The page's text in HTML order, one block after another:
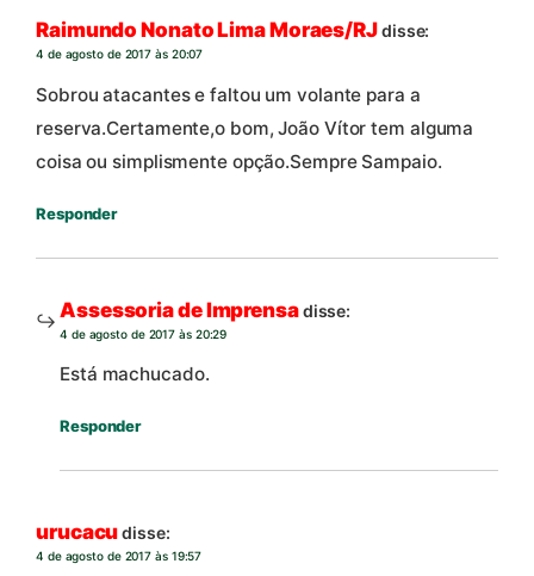
Raimundo Nonato Lima Moraes/RJdisse:
4 de agosto de 2017 às 20:07
Sobrou atacantes e faltou um volante para a
reserva.Certamente,o bom, João Vítor tem alguma
coisa ou simplismente opção.Sempre Sampaio.
Responder
Assessoria de Imprensadisse:
4 de agosto de 2017 às 20:29
Está machucado.
Responder
urucacudisse:
4 de agosto de 2017 às 19:57